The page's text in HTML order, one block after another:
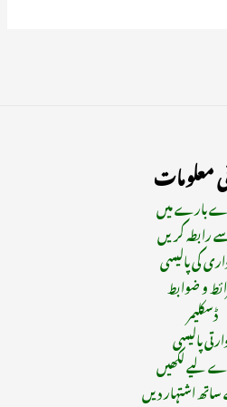
معلومات
بارے میں
رابطہ کریں
کی پالیسی
و ضوابط
ڈسکلیمر
پالیسی
لیے لکھیں
اشتہار دیں